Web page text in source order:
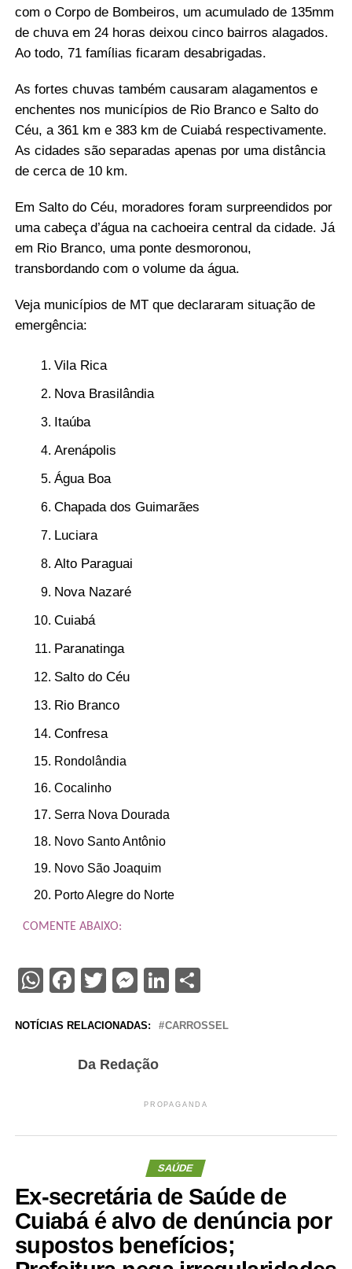
com o Corpo de Bombeiros, um acumulado de 135mm
de chuva em 24 horas deixou cinco bairros alagados.
Ao todo, 71 famílias ficaram desabrigadas.
As fortes chuvas também causaram alagamentos e
enchentes nos municípios de Rio Branco e Salto do
Céu, a 361 km e 383 km de Cuiabá respectivamente.
As cidades são separadas apenas por uma distância
de cerca de 10 km.
Em Salto do Céu, moradores foram surpreendidos por
uma cabeça d’água na cachoeira central da cidade. Já
em Rio Branco, uma ponte desmoronou,
transbordando com o volume da água.
Veja municípios de MT que declararam situação de
emergência:
Vila Rica
Nova Brasilândia
Itaúba
Arenápolis
Água Boa
Chapada dos Guimarães
Luciara
Alto Paraguai
Nova Nazaré
Cuiabá
Paranatinga
Salto do Céu
Rio Branco
Confresa
Rondolândia
Cocalinho
Serra Nova Dourada
Novo Santo Antônio
Novo São Joaquim
Porto Alegre do Norte
COMENTE ABAIXO:
WhatsApp
Facebook
Twitter
Messenger
LinkedIn
Share
NOTÍCIAS RELACIONADAS: CARROSSEL
Da Redação
PROPAGANDA
SAÚDE
Ex-secretária de Saúde de
Cuiabá é alvo de denúncia por
supostos benefícios;